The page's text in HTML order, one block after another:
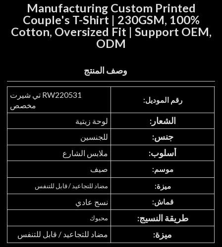
Manufacturing Custom Printed
Couple's T-Shirt | 230GSM, 100%
Cotton, Oversized Fit | Support OEM,
ODM
وصف المنتج
رقم الموديل:
RW220531 تي شيرت
مخصص
الشعار: لوحة زيتية
جنس: للجنسين
أسلوب: ملابس الشارع
موسم: صيف
ميزة: مضاد للتجاعيد / قابل للتنفس
قماش: نسج عادي
طريقة النسيج: محبوك
ميزة: مضاد للتجاعيد / قابل للتنفس